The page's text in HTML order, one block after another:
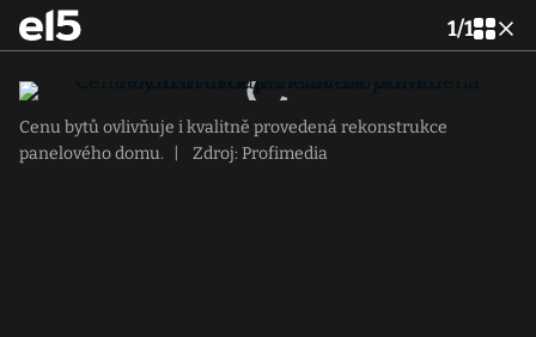
1/1
Cenu bytů ovlivňuje i kvalitně provedená rekonstrukce
panelového domu.
Zdroj: Profimedia